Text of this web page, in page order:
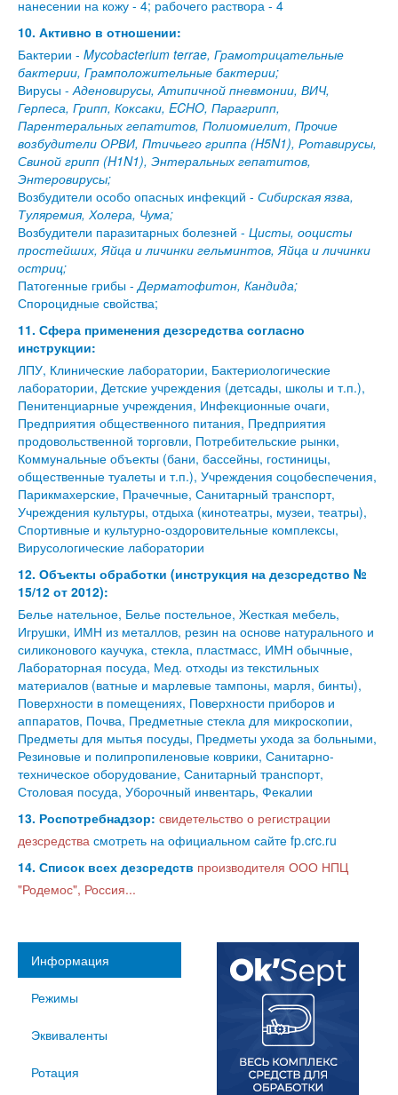
нанесении на кожу - 4; рабочего раствора - 4
10. Активно в отношении:
Бактерии - Mycobacterium terrae, Грамотрицательные
бактерии, Грамположительные бактерии;
Вирусы -Аденовирусы, Атипичной пневмонии, ВИЧ,
Герпеса, Грипп, Коксаки, ECHO, Парагрипп,
Парентеральных гепатитов, Полиомиелит, Прочие
возбудители ОРВИ, Птичьего гриппа (H5N1), Ротавирусы,
Свиной грипп (H1N1), Энтеральных гепатитов,
Энтеровирусы;
Возбудители особо опасных инфекций - Сибирская язва,
Туляремия, Холера, Чума;
Возбудители паразитарных болезней - Цисты, ооцисты
простейших, Яйца и личинки гельминтов, Яйца и личинки
остриц;
Патогенные грибы -Дерматофитон, Кандида;
Спороцидные свойства;
11. Сфера применения дезсредства согласно
инструкции:
ЛПУ, Клинические лаборатории, Бактериологические
лаборатории, Детские учреждения (детсады, школы и т.п.),
Пенитенциарные учреждения, Инфекционные очаги,
Предприятия общественного питания, Предприятия
продовольственной торговли, Потребительские рынки,
Коммунальные объекты (бани, бассейны, гостиницы,
общественные туалеты и т.п.), Учреждения соцобеспечения,
Парикмахерские, Прачечные, Санитарный транспорт,
Учреждения культуры, отдыха (кинотеатры, музеи, театры),
Спортивные и культурно-оздоровительные комплексы,
Вирусологические лаборатории
12. Объекты обработки (инструкция на дезсредство №
15/12 от 2012):
Белье нательное, Белье постельное, Жесткая мебель,
Игрушки, ИМН из металлов, резин на основе натурального и
силиконового каучука, стекла, пластмасс, ИМН обычные,
Лабораторная посуда, Мед. отходы из текстильных
материалов (ватные и марлевые тампоны, марля, бинты),
Поверхности в помещениях, Поверхности приборов и
аппаратов, Почва, Предметные стекла для микроскопии,
Предметы для мытья посуды, Предметы ухода за больными,
Резиновые и полипропиленовые коврики, Санитарно-
техническое оборудование, Санитарный транспорт,
Столовая посуда, Уборочный инвентарь, Фекалии
13. Роспотребнадзор: свидетельство о регистрации
дезсредства смотреть на официальном сайте fp.crc.ru
14. Список всех дезсредств производителя ООО НПЦ
"Родемос", Россия...
Информация
Режимы
Эквиваленты
Ротация